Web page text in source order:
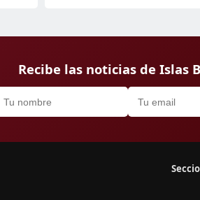
Recibe las noticias de Islas